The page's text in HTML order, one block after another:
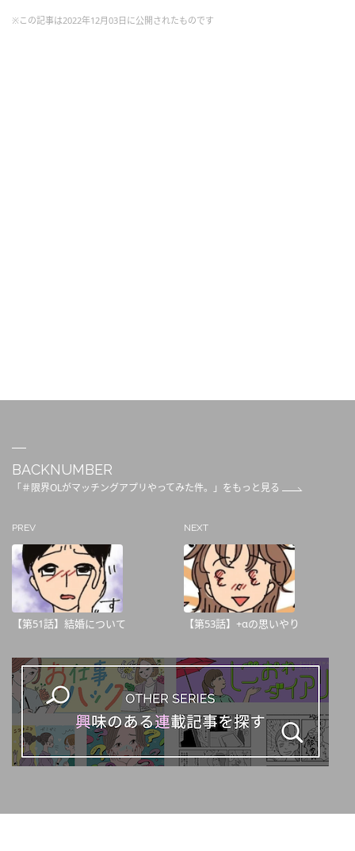
※この記事は2022年12月03日に公開されたものです
BACKNUMBER
「＃限界OLがマッチングアプリやってみた件。」をもっと見る
PREV
【第51話】結婚について
NEXT
【第53話】+αの思いやり